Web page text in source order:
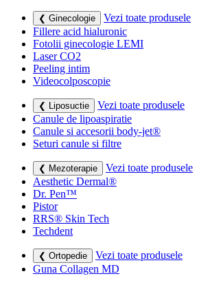
❮ Ginecologie
Vezi toate produsele
Fillere acid hialuronic
Fotolii ginecologie LEMI
Laser CO2
Peeling intim
Videocolposcopie
❮ Liposuctie
Vezi toate produsele
Canule de lipoaspiratie
Canule si accesorii body-jet®
Seturi canule si filtre
❮ Mezoterapie
Vezi toate produsele
Aesthetic Dermal®
Dr. Pen™
Pistor
RRS® Skin Tech
Techdent
❮ Ortopedie
Vezi toate produsele
Guna Collagen MD